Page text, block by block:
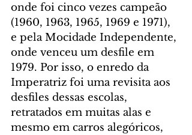
onde foi cinco vezes campeão
(1960, 1963, 1965, 1969 e 1971),
e pela Mocidade Independente,
onde venceu um desfile em
1979. Por isso, o enredo da
Imperatriz foi uma revisita aos
desfiles dessas escolas,
retratados em muitas alas e
mesmo em carros alegóricos,